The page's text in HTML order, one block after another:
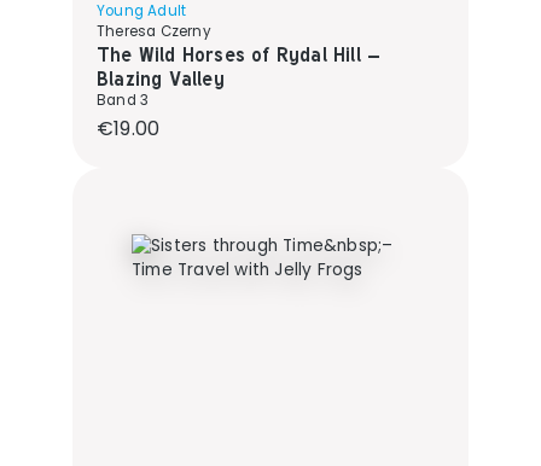
Young Adult
Theresa Czerny
The Wild Horses of Rydal Hill –
Blazing Valley
Band 3
Regular price:
€19.00